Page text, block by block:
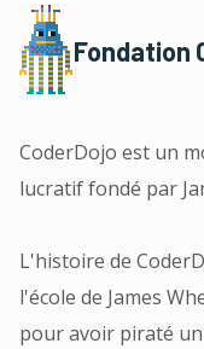
Fondation
CoderDojo est un
lucratif fondé par
L'histoire de
l'école de James
pour avoir piraté